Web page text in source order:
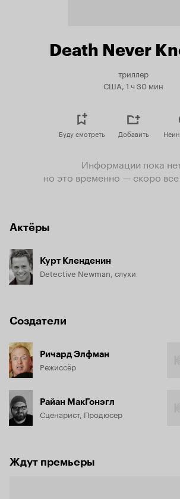
Death Never
триллер
США, 1 ч 30 мин
Буду смотреть Добавить
Информации пока
но это временно — скоро
Актёры
Курт Кленденин
Detective Newman, слухи
Создатели
Ричард Элфман
Режиссёр
Райан МакГонэгл
Сценарист, Продюсер
Ждут премьеры